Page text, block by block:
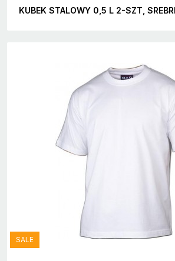
KUBEK STALOWY 0,5 L 2-SZT,
SALE